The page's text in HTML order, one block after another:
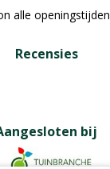
alle openingstijden
Recensies
bij